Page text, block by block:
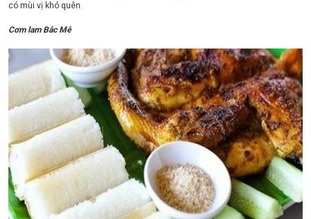
có mùi vị khó quên.
Cơm lam Bắc Mê